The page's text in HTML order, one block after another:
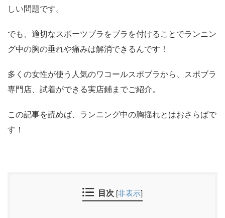
しい問題です。
でも、適切なスポーツブラをブラを付けることでランニン
グ中の胸の垂れや痛みは解消できるんです！
多くの女性が使う人気のワコールスポブラから、スポブラ
専門店、試着ができる実店鋪までご紹介。
この記事を読めば、ランニング中の胸揺れとはおさらばで
す！
目次 [非表示]